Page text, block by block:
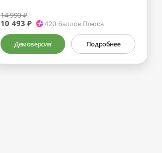
14 990 ₽
10 493 ₽ 420баллов Плюса
Демоверсия Подробнее